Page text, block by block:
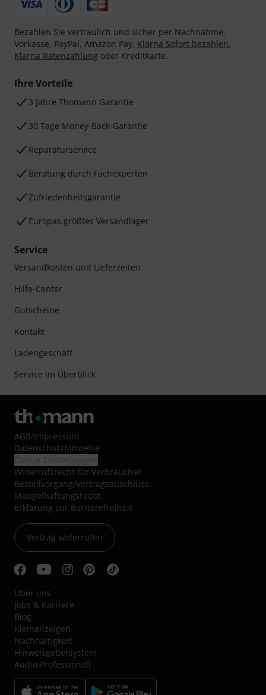
Bezahlen Sie vertraulich und sicher per Nachnahme,
Vorkasse, PayPal, Amazon Pay, Klarna Sofort bezahlen,
Klarna Ratenzahlung oder Kreditkarte.
Ihre Vorteile
3 Jahre Thomann Garantie
30 Tage Money-Back-Garantie
Reparaturservice
Beratung durch Fachexperten
Zufriedenheitsgarantie
Europas größtes Versandlager
Service
Versandkosten und Lieferzeiten
Hilfe-Center
Gutscheine
Kontakt
Ladengeschäft
Service im Überblick
AGB/Impressum
Datenschutzhinweise
Widerrufsrecht für Verbraucher
Bestellvorgang/Vertragsabschluss
Mängelhaftungsrecht
Erklärung zur Barrierefreiheit
Vertrag widerrufen
Über uns
Jobs & Karriere
Blog
Kleinanzeigen
Nachhaltigkeit
Hinweisgebersystem
Audio Professionell